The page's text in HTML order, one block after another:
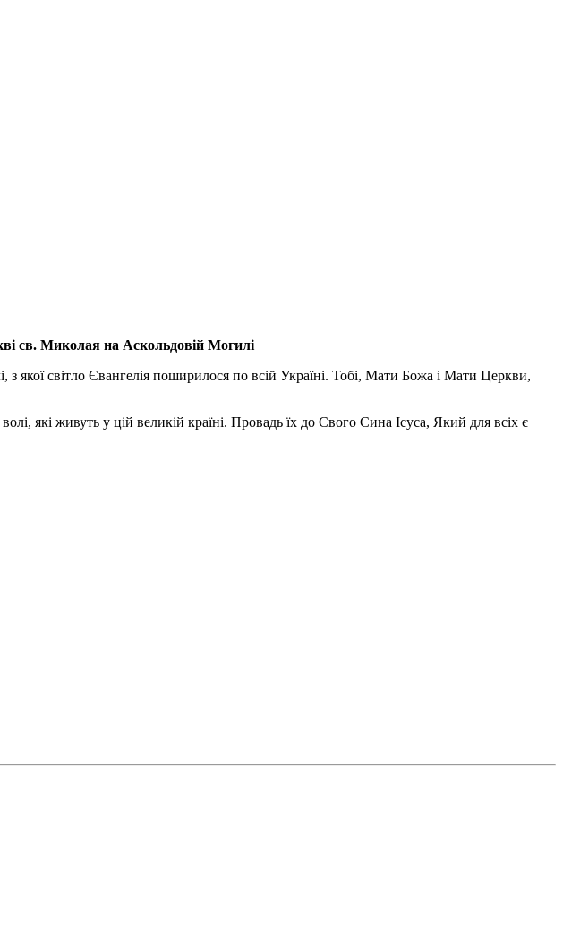
св. Миколая на Аскольдовій Могилі
якої світло Євангелія поширилося по всій Україні. Тобі, Мати Божа і Мати Церкви,
які живуть у цій великій країні. Провадь їх до Свого Сина Ісуса, Який для всіх є